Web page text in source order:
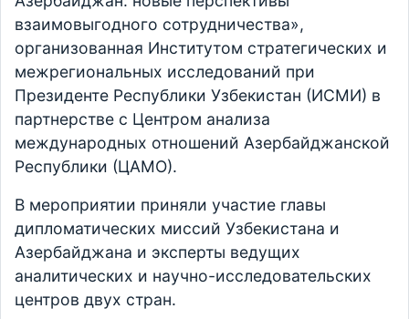
взаимовыгодного сотрудничества»,
организованная Институтом стратегических и
межрегиональных исследований при
Президенте Республики Узбекистан (ИСМИ) в
партнерстве с Центром анализа
международных отношений Азербайджанской
Республики (ЦАМО).
В мероприятии приняли участие главы
дипломатических миссий Узбекистана и
Азербайджана и эксперты ведущих
аналитических и научно-исследовательских
центров двух стран.